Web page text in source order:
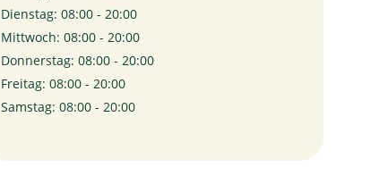
Dienstag: 08:00 - 20:00
Mittwoch: 08:00 - 20:00
Donnerstag: 08:00 - 20:00
Freitag: 08:00 - 20:00
Samstag: 08:00 - 20:00